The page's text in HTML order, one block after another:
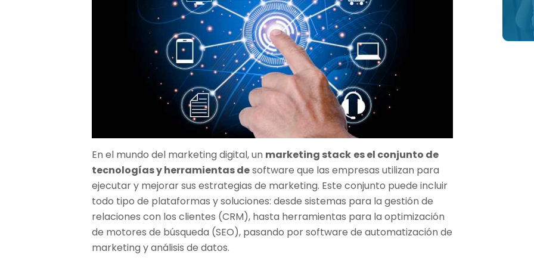
En el mundo del marketing digital, un marketing stack es el conjunto de
tecnologías y herramientas desoftware que las empresas utilizan para
ejecutar y mejorar sus estrategias de marketing. Este conjunto puede incluir
todo tipo de plataformas y soluciones: desde sistemas para la gestión de
relaciones con los clientes (CRM), hasta herramientas para la optimización
de motores de búsqueda (SEO), pasando por software de automatización de
marketing y análisis de datos.